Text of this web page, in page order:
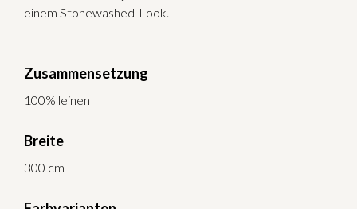
einem Stonewashed-Look.
Zusammensetzung
100% leinen
Breite
300 cm